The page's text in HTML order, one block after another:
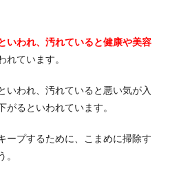
いわれ、汚れていると健康や美容
れています。
いわれ、汚れていると悪い気が入
がるといわれています。
ープするために、こまめに掃除す
。